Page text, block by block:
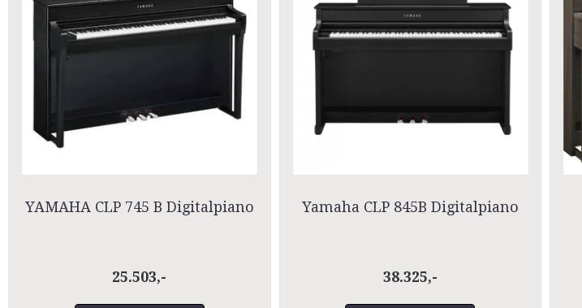
YAMAHA CLP 745 B Digitalpiano
25.503,-
Yamaha CLP 845B Digitalpiano
38.325,-